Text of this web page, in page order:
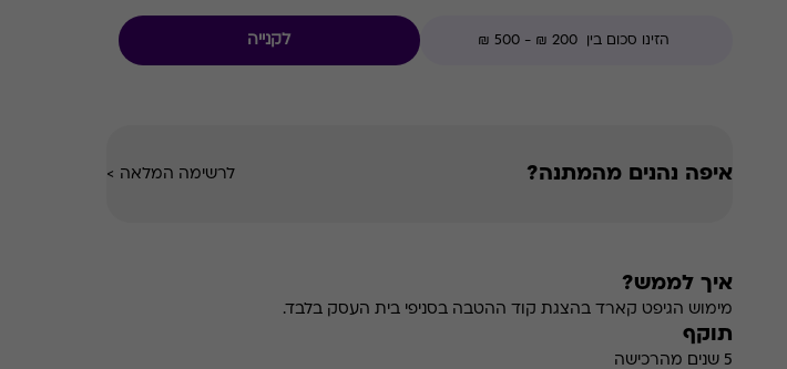
לקנייה
איפה נהנים מהמתנה? לרשימה המלאה >
איך לממש?
מימוש הגיפט קארד בהצגת קוד ההטבה בסניפי בית העסק בלבד.
תוקף
5 שנים מהרכישה